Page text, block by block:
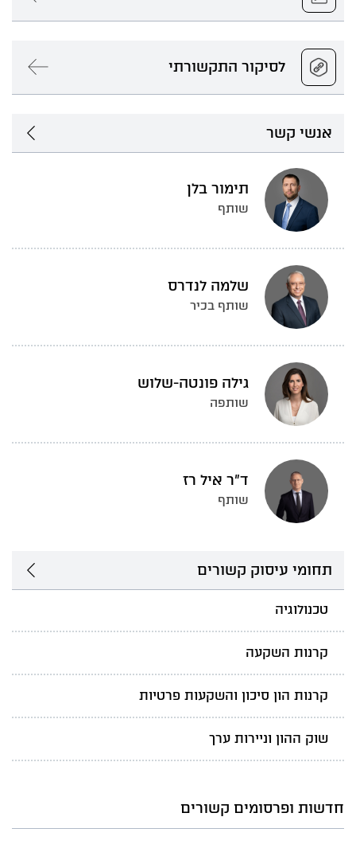
לסיקור התקשורתי
אנשי קשר
תימור בלן
שותף
שלמה לנדרס
שותף בכיר
גילה פונטה-שלוש
שותפה
ד"ר איל רז
שותף
תחומי עיסוק קשורים
טכנולוגיה
קרנות השקעה
קרנות הון סיכון והשקעות פרטיות
שוק ההון וניירות ערך
חדשות ופרסומים קשורים